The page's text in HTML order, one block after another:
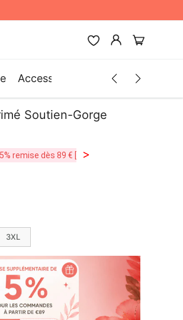
Accessoires Hommes
Soutien-Gorge
remise dès 89 € [CODE:SP5]
>
3XL